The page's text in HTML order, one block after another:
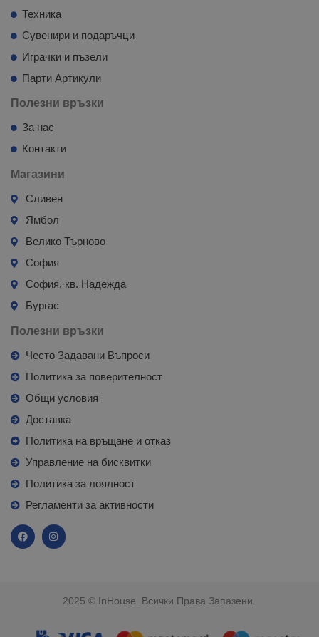
Техника
Сувенири и подаръчци
Играчки и пъзели
Парти Артикули
Полезни връзки
За нас
Контакти
Магазини
Сливен
Ямбол
Велико Търново
София
София, кв. Надежда
Бургас
Полезни връзки
Често Задавани Въпроси
Политика за поверителност
Общи условия
Доставка
Политика на връщане и отказ
Управление на бисквитки
Политика за лоялност
Регламенти за активности
2025 © InHouse. Всички Права Запазени.